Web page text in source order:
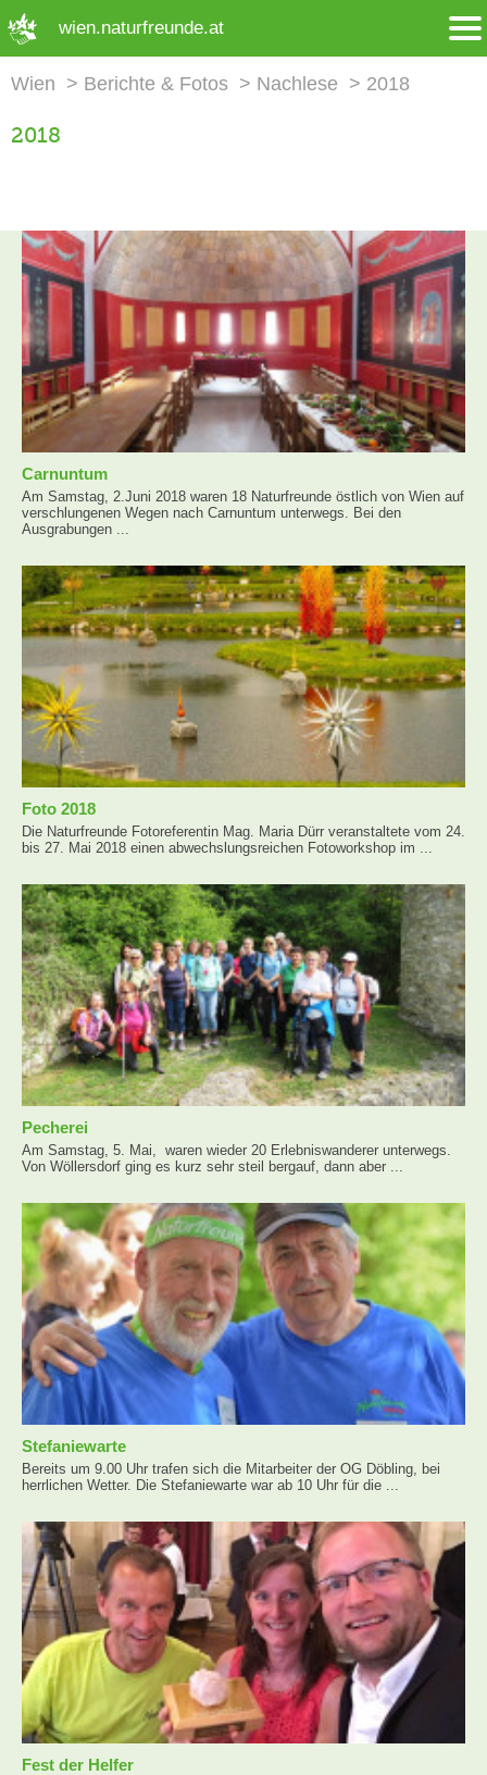
wien.naturfreunde.at
Wien Berichte & Fotos Nachlese 2018
2018
Carnuntum
Am Samstag, 2.Juni 2018 waren 18 Naturfreunde östlich von Wien auf
verschlungenen Wegen nach Carnuntum unterwegs. Bei den
Ausgrabungen ...
Foto 2018
Die Naturfreunde Fotoreferentin Mag. Maria Dürr veranstaltete vom 24.
bis 27. Mai 2018 einen abwechslungsreichen Fotoworkshop im ...
Pecherei
Am Samstag, 5. Mai, waren wieder 20 Erlebniswanderer unterwegs.
Von Wöllersdorf ging es kurz sehr steil bergauf, dann aber ...
Stefaniewarte
Bereits um 9.00 Uhr trafen sich die Mitarbeiter der OG Döbling, bei
herrlichen Wetter. Die Stefaniewarte war ab 10 Uhr für die ...
Fest der Helfer